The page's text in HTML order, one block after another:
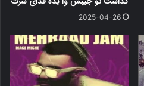
2025-04-26